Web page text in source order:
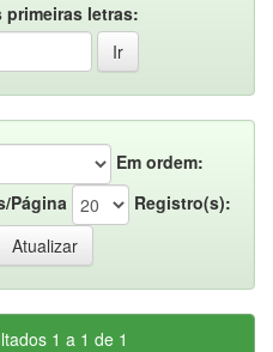
primeiras letras:
Em ordem:
Página
Registro(s):
1 a 1 de 1